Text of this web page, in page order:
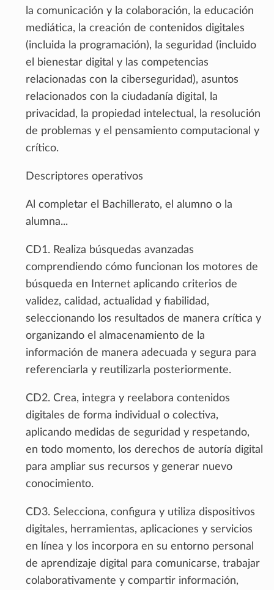
la comunicación y la colaboración, la educación
mediática, la creación de contenidos digitales
(incluida la programación), la seguridad (incluido
el bienestar digital y las competencias
relacionadas con la ciberseguridad), asuntos
relacionados con la ciudadanía digital, la
privacidad, la propiedad intelectual, la resolución
de problemas y el pensamiento computacional y
crítico.
Descriptores operativos
Al completar el Bachillerato, el alumno o la
alumna...
CD1. Realiza búsquedas avanzadas
comprendiendo cómo funcionan los motores de
búsqueda en Internet aplicando criterios de
validez, calidad, actualidad y fiabilidad,
seleccionando los resultados de manera crítica y
organizando el almacenamiento de la
información de manera adecuada y segura para
referenciarla y reutilizarla posteriormente.
CD2. Crea, integra y reelabora contenidos
digitales de forma individual o colectiva,
aplicando medidas de seguridad y respetando,
en todo momento, los derechos de autoría digital
para ampliar sus recursos y generar nuevo
conocimiento.
CD3. Selecciona, configura y utiliza dispositivos
digitales, herramientas, aplicaciones y servicios
en línea y los incorpora en su entorno personal
de aprendizaje digital para comunicarse, trabajar
colaborativamente y compartir información,